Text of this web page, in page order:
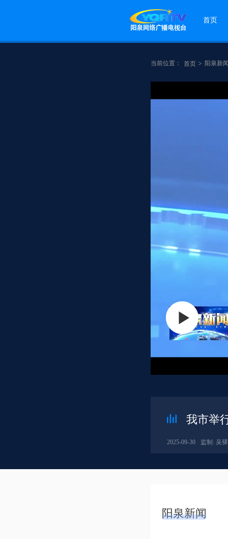
首页
当前位置： 首页 > 阳泉新
我市举
2025-09-30 监制: 吴驿
阳泉新闻